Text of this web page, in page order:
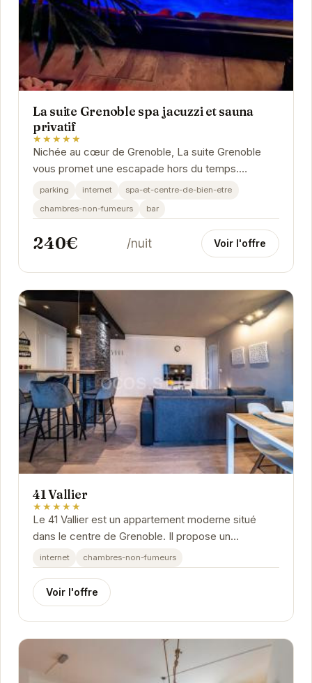
La suite Grenoble spa jacuzzi et sauna
privatif
★★★★★
Nichée au cœur de Grenoble, La suite Grenoble
vous promet une escapade hors du temps.
Plongez dans l'intimité d'un espace luxueux et
parking internet
spa-et-centre-de-bien-etre
chambres-non-fumeurs
bar
240€ /nuit Voir l'offre
41 Vallier
★★★★★
Le 41 Vallier est un appartement moderne situé
dans le centre de Grenoble. Il propose un
hébergement confortable et bien équipé, idéal pour
les...
internet chambres-non-fumeurs
Voir l'offre